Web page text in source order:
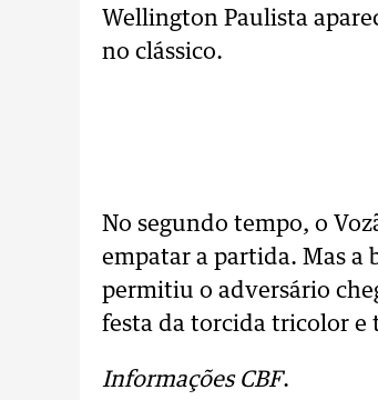
Wellington Paulista
no clássico.
No segundo tempo, o
empatar a partida. Mas a
permitiu o adversário
festa da torcida tricolor e
Informações CBF.